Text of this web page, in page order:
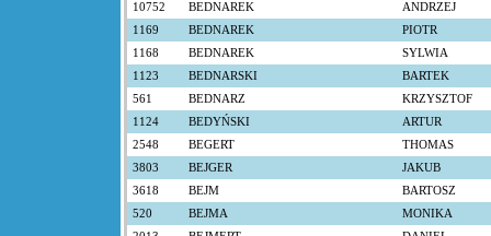
10752
BEDNAREK
ANDRZEJ
1169
BEDNAREK
PIOTR
1168
BEDNAREK
SYLWIA
1123
BEDNARSKI
BARTEK
561
BEDNARZ
KRZYSZTOF
1124
BEDYŃSKI
ARTUR
2548
BEGERT
THOMAS
3803
BEJGER
JAKUB
3618
BEJM
BARTOSZ
520
BEJMA
MONIKA